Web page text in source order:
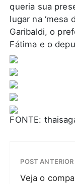
queria sua
lugar na ‘mesa
Garibaldi, o
Fátima e o
FONTE:
POST ANTERIOR
Veja o